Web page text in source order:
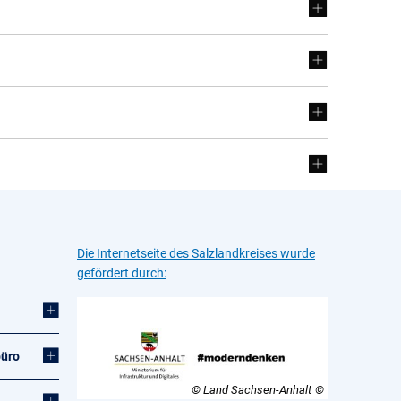
Die Internetseite des Salzlandkreises wurde
gefördert durch:
© Land Sachsen-Anhalt